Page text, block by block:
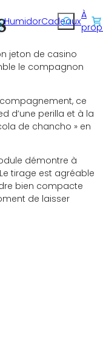
HumidorCadeaux
À
jeton de casino
le compagnon
ce
d’une perilla et à la
de chancho » en
démontre à
tirage est agréable
bien compacte
de laisser